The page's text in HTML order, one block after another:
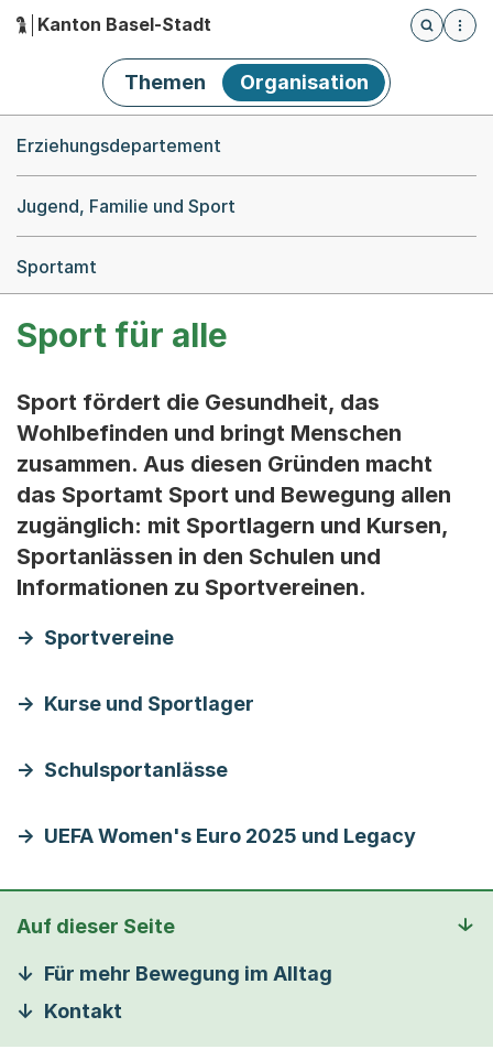
Hauptnavigation
Kanton Basel-Stadt
Öffnet
Themen Organisation
Erziehungsdepartement
Jugend, Familie und Sport
Sportamt
Sport für alle
Sport fördert die Gesundheit, das
Wohlbefinden und bringt Menschen
zusammen. Aus diesen Gründen macht
das Sportamt Sport und Bewegung allen
zugänglich: mit Sportlagern und Kursen,
Sportanlässen in den Schulen und
Informationen zu Sportvereinen.
Sportvereine
Kurse und Sportlager
Schulsportanlässe
UEFA Women's Euro 2025 und Legacy
Auf dieser Seite
Für mehr Bewegung im Alltag
Kontakt